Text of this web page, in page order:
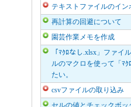
テキストファイルのイン
再計算の回避について
園芸作業メモを作成
「ﾏｸﾛなし.xlsx」ファイ
ルのマクロを使って「ﾏ
たい。
csvファイルの取り込み
セルの値とチェックボ